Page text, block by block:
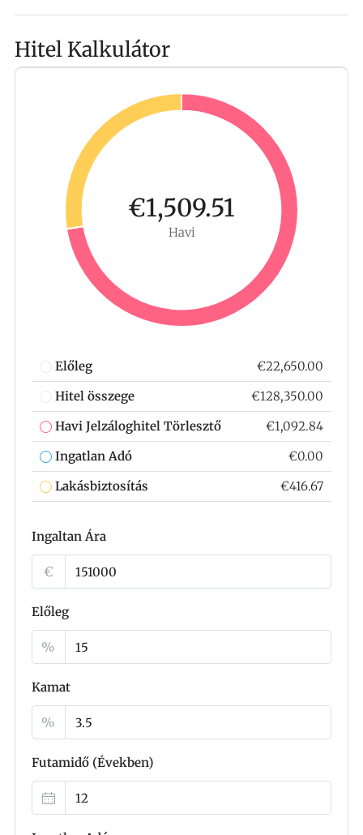
Hitel Kalkulátor
€1,509.51
Havi
Előleg
€22,650.00
Hitel összege
€128,350.00
Havi Jelzáloghitel Törlesztő
€1,092.84
Ingatlan Adó
€0.00
Lakásbiztosítás
€416.67
Ingaltan Ára
€
Előleg
%
Kamat
%
Futamidő (Években)